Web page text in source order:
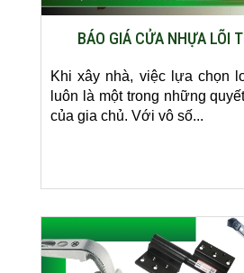
BÁO GIÁ CỬA NHỰA LÕI
Khi xây nhà, việc lựa chọn
luôn là một trong những
của gia chủ. Với vô số...